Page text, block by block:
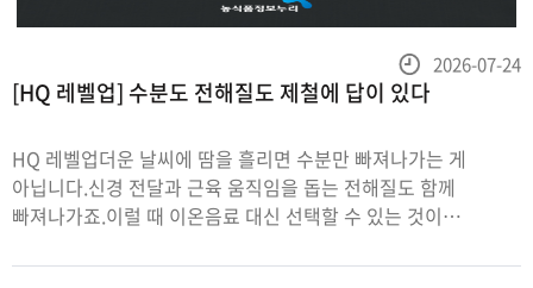
[HQ 레벨업] 수분도 전해질도 제철에 답이 있다
HQ 레벨업더운 날씨에 땀을 흘리면 수분만 빠져나가는 게
아닙니다.신경 전달과 근육 움직임을 돕는 전해질도 함께
빠져나가죠.이럴 때 이온음료 대신 선택할 수 있는 것이
농식품입니다수박과 오이는 90% 이상이 수분으로 이루어져
등
2026-07-24